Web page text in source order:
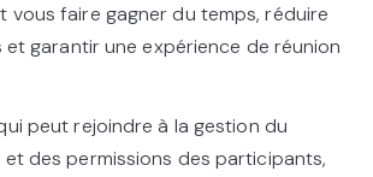
vous faire gagner du temps, réduire
garantir une expérience de réunion
peut rejoindre à la gestion du
et des permissions des participants,